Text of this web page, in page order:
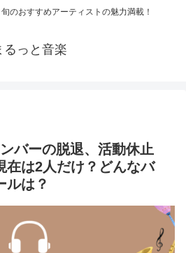
のおすすめアーティストの魅力満載！
るっと音楽
バーの脱退、活動休止
在は2人だけ？どんなバ
ルは？